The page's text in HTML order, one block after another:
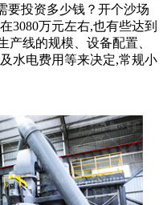
要投资多少钱？开个沙场
3080万元左右,也有些达到
产线的规模、设备配置、
水电费用等来决定,常规小